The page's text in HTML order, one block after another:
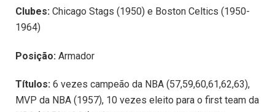
Clubes: Chicago Stags (1950) e Boston Celtics (1950-
1964)
Posição: Armador
Títulos: 6 vezes campeão da NBA (57,59,60,61,62,63),
MVP da NBA (1957), 10 vezes eleito para o first team da